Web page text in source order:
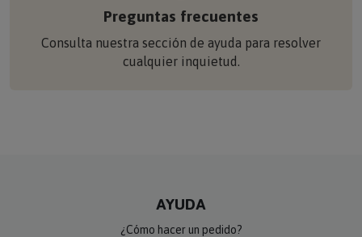
Preguntas frecuentes
Consulta nuestra sección de ayuda para resolver
cualquier inquietud.
AYUDA
¿Cómo hacer un pedido?